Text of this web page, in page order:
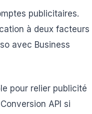
publicitaires.
à deux facteurs
avec Business
pour relier publicité
API si